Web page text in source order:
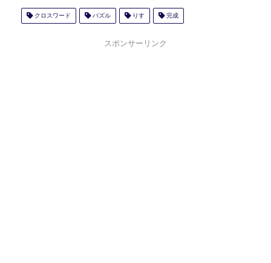
クロスワード パズル りす 完成
スポンサーリンク